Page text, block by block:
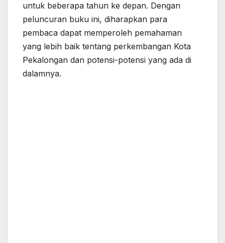
untuk beberapa tahun ke depan. Dengan
peluncuran buku ini, diharapkan para
pembaca dapat memperoleh pemahaman
yang lebih baik tentang perkembangan Kota
Pekalongan dan potensi-potensi yang ada di
dalamnya.